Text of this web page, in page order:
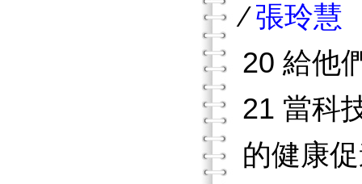
∕張玲慧
20 給他
21 當科
的健康